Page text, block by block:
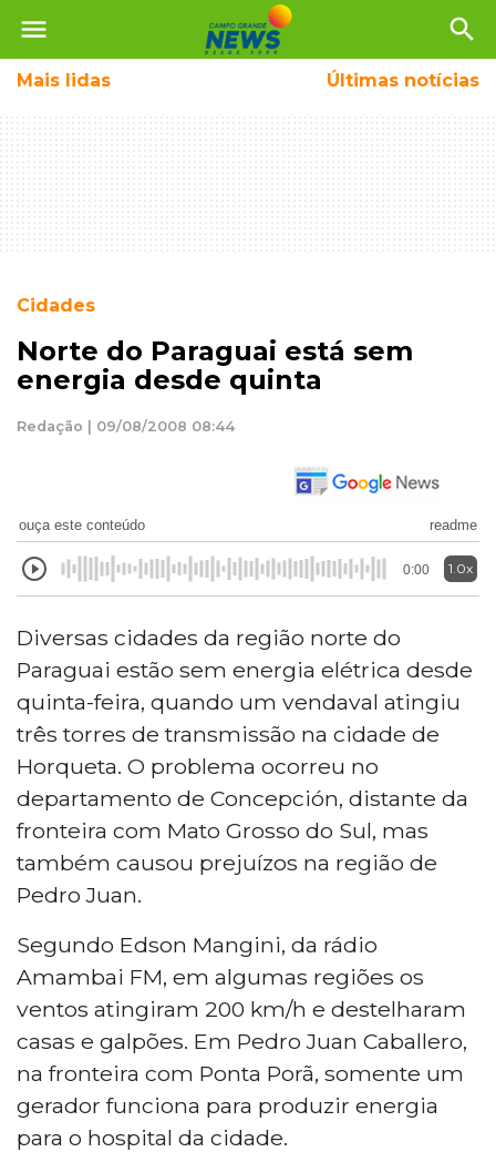
menu search
Mais lidas Últimas notícias
Cidades
Norte do Paraguai está sem
energia desde quinta
Redação | 09/08/2008 08:44
ouça este conteúdo readme
0:00 1.0x
Diversas cidades da região norte do
Paraguai estão sem energia elétrica desde
quinta-feira, quando um vendaval atingiu
três torres de transmissão na cidade de
Horqueta. O problema ocorreu no
departamento de Concepción, distante da
fronteira com Mato Grosso do Sul, mas
também causou prejuízos na região de
Pedro Juan.
Segundo Edson Mangini, da rádio
Amambai FM, em algumas regiões os
ventos atingiram 200 km/h e destelharam
casas e galpões. Em Pedro Juan Caballero,
na fronteira com Ponta Porã, somente um
gerador funciona para produzir energia
para o hospital da cidade.